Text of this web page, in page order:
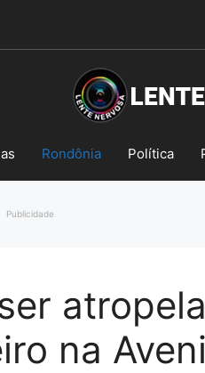
Rondônia Política
Publicidade
na